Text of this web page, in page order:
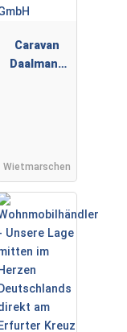
Caravan
Daalmann
Wietmarschen